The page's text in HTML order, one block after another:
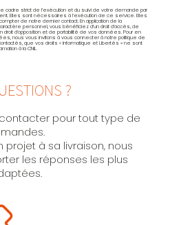
strict de l’exécution et du suivi de votre demande par
Elles sont nécessaires à l’exécution de ce service. Elles
de notre dernier contact. En application de la
personnel, vous bénéficiez d’un droit d’accès, de
droit d’opposition et de portabilité de vos données. Pour en
nous vous invitons à vous connecter à notre politique de
que vos droits « Informatique et Libertés » ne sont
à la CNIL.
?
pour tout type de
projet à sa livraison, nous
les réponses les plus